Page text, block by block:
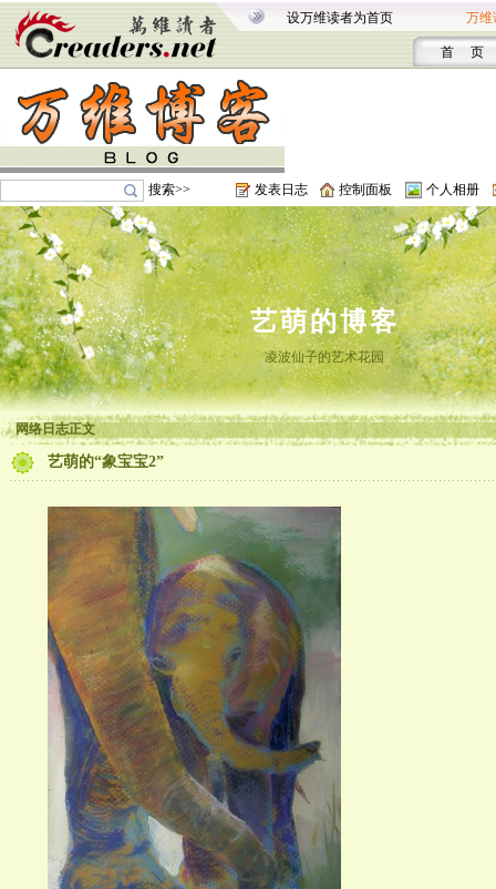
设万维读者为首页 万维
首 页
搜索>> 发表日志 控制面板 个人相册
艺萌的博客
凌波仙子的艺术花园
网络日志正文
艺萌的“象宝宝2”